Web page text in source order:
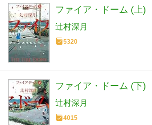
ファイア・ドーム (上)
辻村深月
5320
ファイア・ドーム (下)
辻村深月
4015